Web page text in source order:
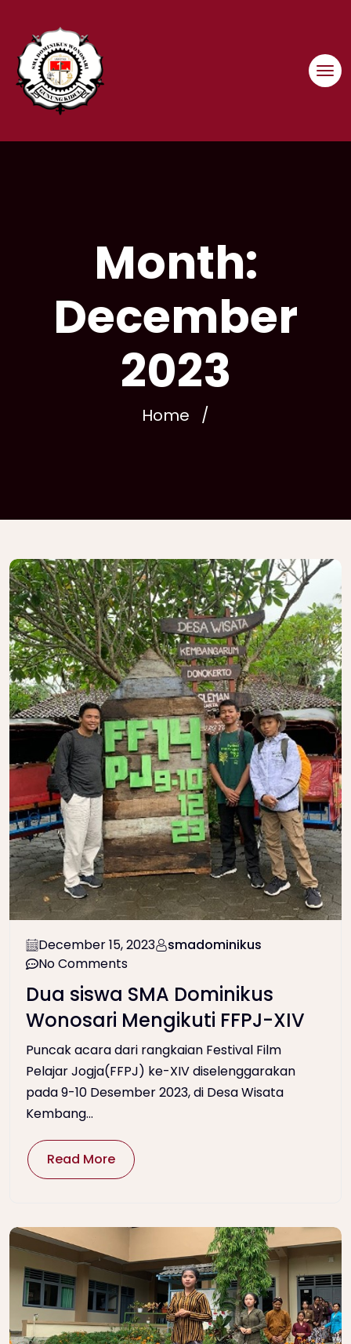
content
Month:
December
2023
Home
December 15, 2023
smadominikus
No Comments
Dua siswa SMA Dominikus
Wonosari Mengikuti FFPJ-XIV
Puncak acara dari rangkaian Festival Film
Pelajar Jogja(FFPJ) ke-XIV diselenggarakan
pada 9-10 Desember 2023, di Desa Wisata
Kembang...
Read More